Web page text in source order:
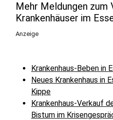
Mehr Meldungen zum
Krankenhäuser im
Anzeige
Krankenhaus-Beben in
Neues Krankenhaus in
Kippe
Krankenhaus-Verkauf
Bistum im